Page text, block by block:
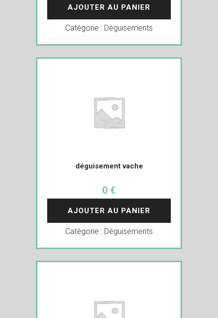
AJOUTER AU PANIER
Catégorie : Déguisements
déguisement vache
0 €
AJOUTER AU PANIER
Catégorie : Déguisements